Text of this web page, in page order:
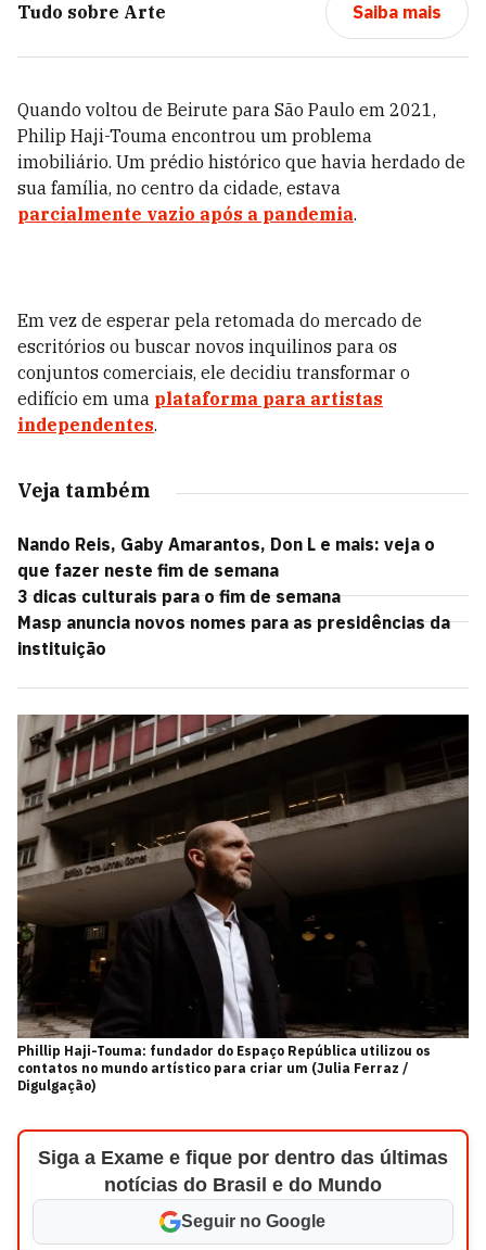
Tudo sobre Arte Saiba mais
Quando voltou de Beirute para São Paulo em 2021,
Philip Haji-Touma encontrou um problema
imobiliário. Um prédio histórico que havia herdado de
sua família, no centro da cidade, estava
parcialmente vazio após a pandemia.
Em vez de esperar pela retomada do mercado de
escritórios ou buscar novos inquilinos para os
conjuntos comerciais, ele decidiu transformar o
edifício em uma plataforma para artistas
independentes.
Veja também
Nando Reis, Gaby Amarantos, Don L e mais: veja o
que fazer neste fim de semana
3 dicas culturais para o fim de semana
Masp anuncia novos nomes para as presidências da
instituição
Phillip Haji-Touma: fundador do Espaço República utilizou os
contatos no mundo artístico para criar um (Julia Ferraz /
Digulgação)
Siga a Exame e fique por dentro das últimas
notícias do Brasil e do Mundo
Seguir no Google